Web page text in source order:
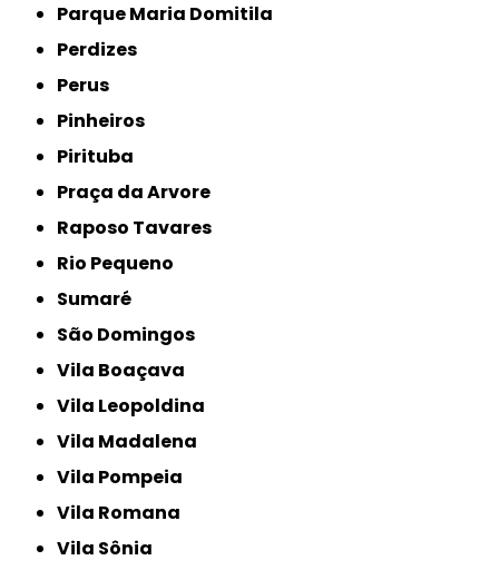
Parque Maria Domitila
Perdizes
Perus
Pinheiros
Pirituba
Praça da Arvore
Raposo Tavares
Rio Pequeno
Sumaré
São Domingos
Vila Boaçava
Vila Leopoldina
Vila Madalena
Vila Pompeia
Vila Romana
Vila Sônia